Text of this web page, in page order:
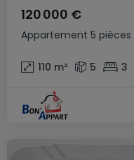
Appartement 5 pièces
120 000 €
110 m² 5 3